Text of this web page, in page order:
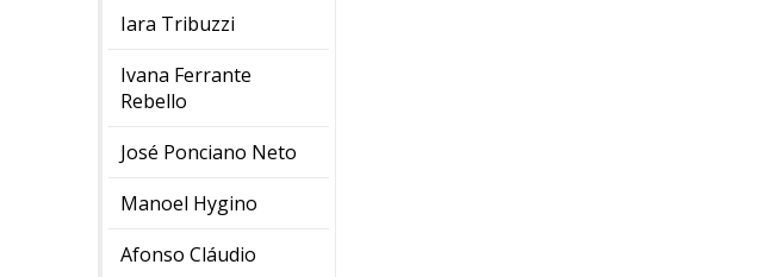
Iara Tribuzzi
Ivana Ferrante
Rebello
José Ponciano Neto
Manoel Hygino
Afonso Cláudio